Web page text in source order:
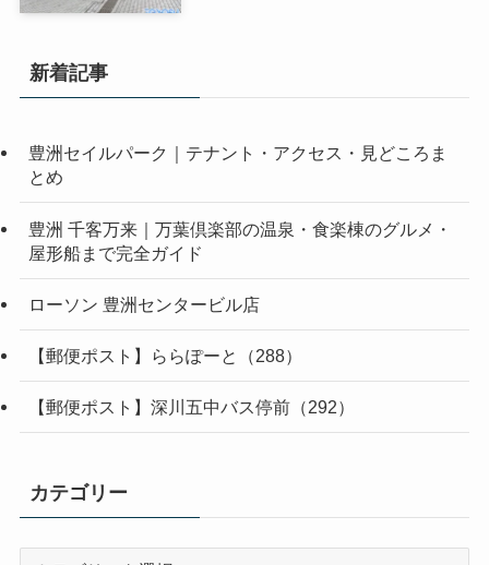
新着記事
豊洲セイルパーク｜テナント・アクセス・見どころま
とめ
豊洲 千客万来｜万葉倶楽部の温泉・食楽棟のグルメ・
屋形船まで完全ガイド
ローソン 豊洲センタービル店
【郵便ポスト】ららぽーと（288）
【郵便ポスト】深川五中バス停前（292）
カテゴリー